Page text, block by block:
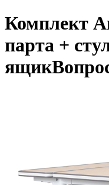
Комплект
парта +
ящик